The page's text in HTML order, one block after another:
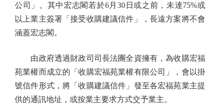
公司」。其中宏志閣若於6月30日或之前，未達75%或
以上業主簽署「接受收購建議信件」，長遠方案將不會
涵蓋宏志閣。
由政府透過財政司司長法團全資擁有，為收購宏福
苑業權而成立的「收購宏福苑業權有限公司」，會以掛
號信件形式，將「收購建議信件」發至各宏福苑業主提
供的通訊地址，或按業主要求方式交予業主。